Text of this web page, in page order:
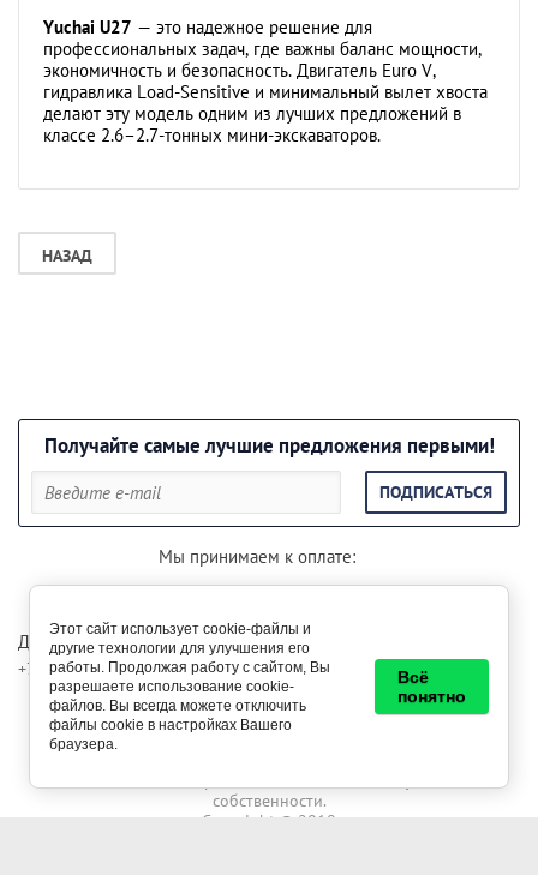
Yuchai U27 — это надежное решение для
профессиональных задач, где важны баланс мощности,
экономичность и безопасность. Двигатель Euro V,
гидравлика Load-Sensitive и минимальный вылет хвоста
делают эту модель одним из лучших предложений в
классе 2.6–2.7-тонных мини-экскаваторов.
НАЗАД
Получайте самые лучшие предложения первыми!
ПОДПИСАТЬСЯ
Мы принимаем к оплате:
Для консультации звоните по телефонам:
+7 (985) 29-999-85 +7 (999) 29-500-69
Вся информация на сайте опубликована только в
ознакомительных целях и никогда и ни при каких условиях не
собственности.
Copyright © 2018
Этот сайт использует cookie-файлы и
другие технологии для улучшения его
работы. Продолжая работу с сайтом, Вы
разрешаете использование cookie-
файлов. Вы всегда можете отключить
файлы cookie в настройках Вашего
браузера.
Всё
понятно